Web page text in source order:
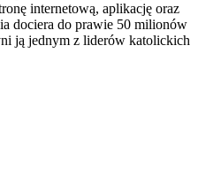
internetową, aplikację oraz
dociera do prawie 50 milionów
ją jednym z liderów katolickich